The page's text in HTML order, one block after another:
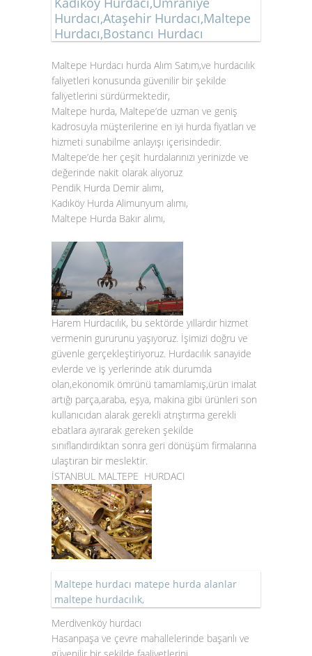
Hurdacı,Ataşehir Hurdacı,Maltepe
Hurdacı,Bostancı Hurdacı
Maltepe Hurdacı hurda Alım Satım,ve hurdacılık
faliyetleri konusunda güvenilir bir şekilde
faliyetlerini sürdürmektedir,
Maltepe hurda, Maltepe’de uzman ve geniş
kadrosuyla müşterilerine en iyi hurda fiyatları ve
hizmeti sunabilme anlayışı içerisindedir.
Maltepe’de her çeşit hurdalarınızı yerinizde ve
değerinde nakit olarak alıyoruz
Pendik Hurda Demir alımı,
Kadıköy Hurda Alimunyum alımı,
Maltepe Hurda Bakır alımı,
Harem Hurdacılık, bu sektörde yıllardır hizmet
vermenin gururunu yaşıyoruz. İşimizi doğru ve
güvenle gerçekleştiriyoruz. Hurdacılık sanayide
evlerde ve iş yerlerinde atık durumda
olan,ekonomik ömrünü tamamlamış,ürün imalat
artığı parça,araba, eşya, makina gibi ürünleri son
kullanıcıdan alarak gerekli atrıştırma gerekli
ebatlara ayırarak gereken şekilde
sınıflandırdıktan sonra geri dönüşüm firmalarına
ulaştıran bir meslektir.
İSTANBUL MALTEPE HURDACI
Maltepe hurdacı matepe hurda alanlar
maltepe hurdacılık,
Merdivenköy hurdacı
Hasanpaşa ve çevre mahallelerinde başarılı ve